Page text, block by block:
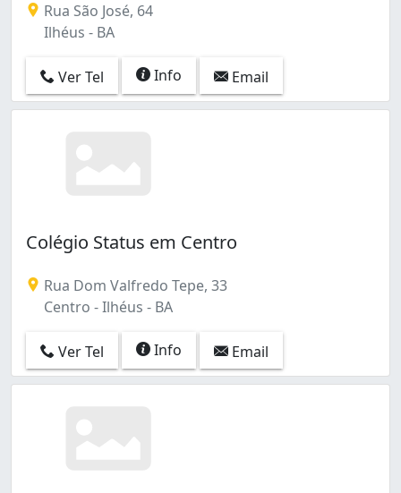
Rua São José, 64
Ilhéus - BA
Ver Tel Info Email
Colégio Status em Centro
Rua Dom Valfredo Tepe, 33
Centro - Ilhéus - BA
Ver Tel Info Email